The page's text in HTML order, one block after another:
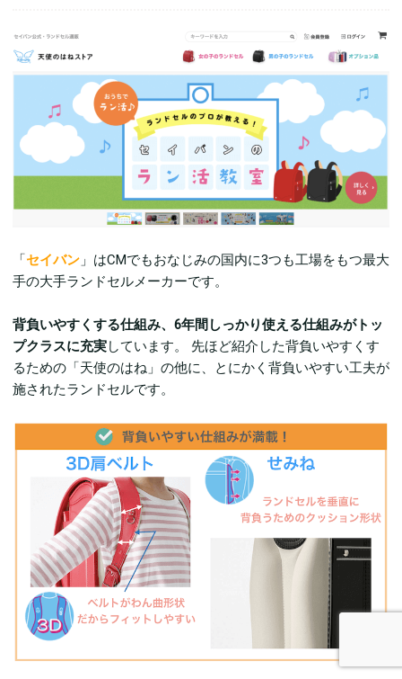
「セイバン 」はCMでもおなじみの国内に3つも工場をもつ最大
手の大手ランドセルメーカーです。
背負いやすくする仕組み、6年間しっかり使える仕組みがトッ
プクラスに充実しています。 先ほど紹介した背負いやすくす
るための「天使のはね」の他に、とにかく背負いやすい工夫が
施されたランドセルです。